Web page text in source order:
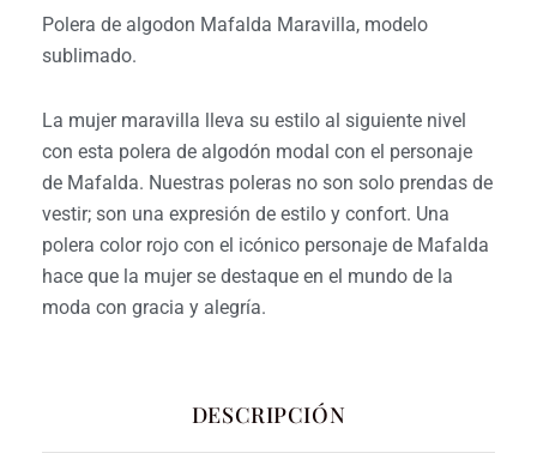
Polera de algodon Mafalda Maravilla, modelo
sublimado.
La mujer maravilla lleva su estilo al siguiente nivel
con esta polera de algodón modal con el personaje
de Mafalda. Nuestras poleras no son solo prendas de
vestir; son una expresión de estilo y confort. Una
polera color rojo con el icónico personaje de Mafalda
hace que la mujer se destaque en el mundo de la
moda con gracia y alegría.
DESCRIPCIÓN